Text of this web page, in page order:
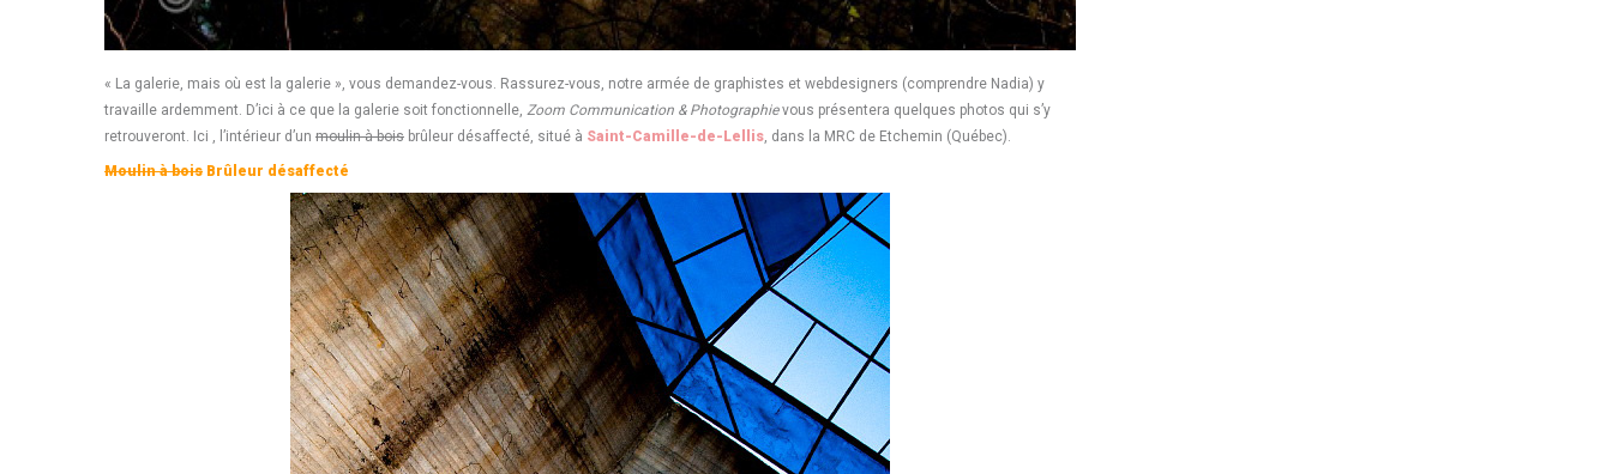
« La galerie, mais où est la galerie », vous demandez-vous. Rassurez-vous, notre armée de graphistes et webdesigners (comprendre Nadia) y
travaille ardemment. D’ici à ce que la galerie soit fonctionnelle, Zoom Communication & Photographievous présentera quelques photos qui s’y
retrouveront. Ici , l’intérieur d’un moulin à bois brûleur désaffecté, situé à Saint-Camille-de-Lellis, dans la MRC de Etchemin (Québec).
Moulin à bois Brûleur désaffecté